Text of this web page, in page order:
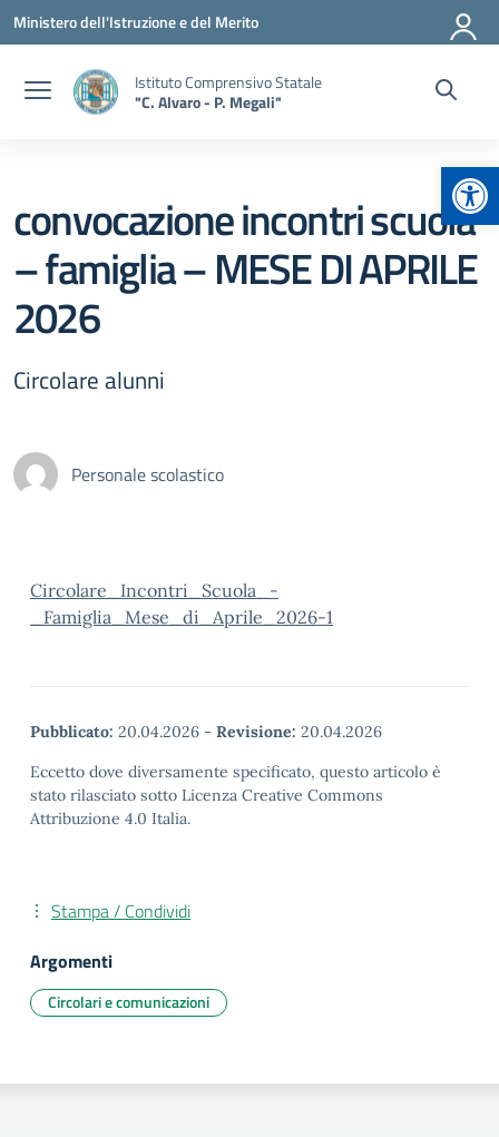
Vai ai contenuti
Vai al menu di navigazione
Vai al footer
Ministero dell'Istruzione e del Merito
Istituto Comprensivo Statale
"C. Alvaro - P. Megali"
convocazione incontri scuola
– famiglia – MESE DI APRILE
2026
Circolare alunni
Personale scolastico
Circolare_Incontri_Scuola_-
_Famiglia_Mese_di_Aprile_2026-1
Pubblicato: 20.04.2026 - Revisione: 20.04.2026
Eccetto dove diversamente specificato, questo articolo è
stato rilasciato sotto Licenza Creative Commons
Attribuzione 4.0 Italia.
Stampa / Condividi
Argomenti
Circolari e comunicazioni